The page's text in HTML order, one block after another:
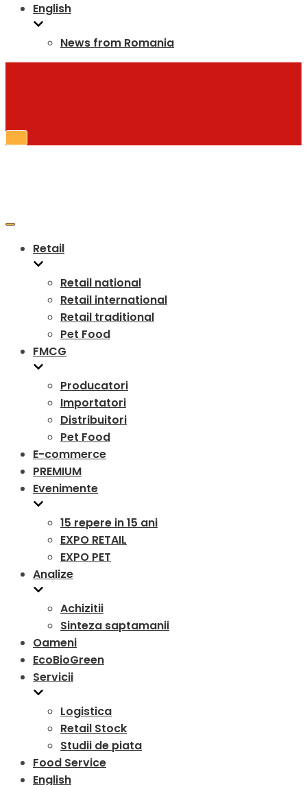
English
News from Romania
Toggle
Toggle
Retail
Retail national
Retail international
Retail traditional
Pet Food
FMCG
Producatori
Importatori
Distribuitori
Pet Food
E-commerce
PREMIUM
Evenimente
15 repere in 15 ani
EXPO RETAIL
EXPO PET
Analize
Achizitii
Sinteza saptamanii
Oameni
EcoBioGreen
Servicii
Logistica
Retail Stock
Studii de piata
Food Service
English